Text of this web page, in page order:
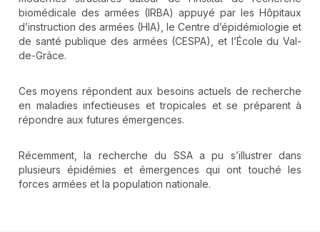
biomédicale des armées (IRBA) appuyé par les Hôpitaux
d’instruction des armées (HIA), le Centre d’épidémiologie et
de santé publique des armées (CESPA), et l’École du Val-
de-Grâce.
Ces moyens répondent aux besoins actuels de recherche
en maladies infectieuses et tropicales et se préparent à
répondre aux futures émergences.
Récemment, la recherche du SSA a pu s’illustrer dans
plusieurs épidémies et émergences qui ont touché les
forces armées et la population nationale.